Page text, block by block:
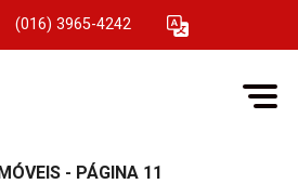
(016) 3965-4242
- PÁGINA 11